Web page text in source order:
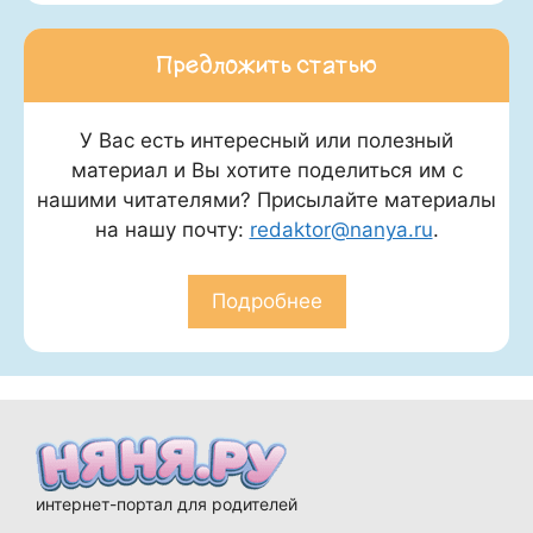
Предложить статью
У Вас есть интересный или полезный
материал и Вы хотите поделиться им с
нашими читателями? Присылайте материалы
на нашу почту: redaktor@nanya.ru.
Подробнее
интернет-портал для родителей